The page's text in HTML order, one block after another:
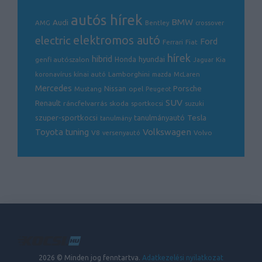
AMG Audi autós hírek Bentley BMW crossover
electric elektromos autó Ferrari Fiat Ford
genfi autószalon hibrid Honda hyundai hírek Jaguar Kia
koronavírus kínai autó Lamborghini mazda McLaren
Mercedes Mustang Nissan opel Peugeot Porsche
Renault ráncfelvarrás skoda sportkocsi SUV suzuki
szuper-sportkocsi tanulmány tanulmányautó Tesla
Toyota tuning V8 versenyautó Volkswagen Volvo
2026 © Minden jog fenntartva. Adatkezelési nyilatkozat